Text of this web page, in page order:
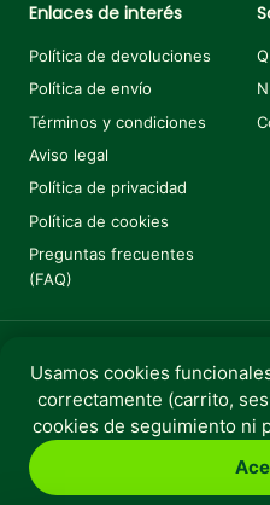
Enlaces de interés
Política de devoluciones
Política de envío
Términos y condiciones
Aviso legal
Política de privacidad
Política de cookies
Preguntas frecuentes
(FAQ)
Copyright © 2025 Huella
Perro Peces
Usamos cookies
correctamente (carrito,
cookies de seguimiento ni
€6,99